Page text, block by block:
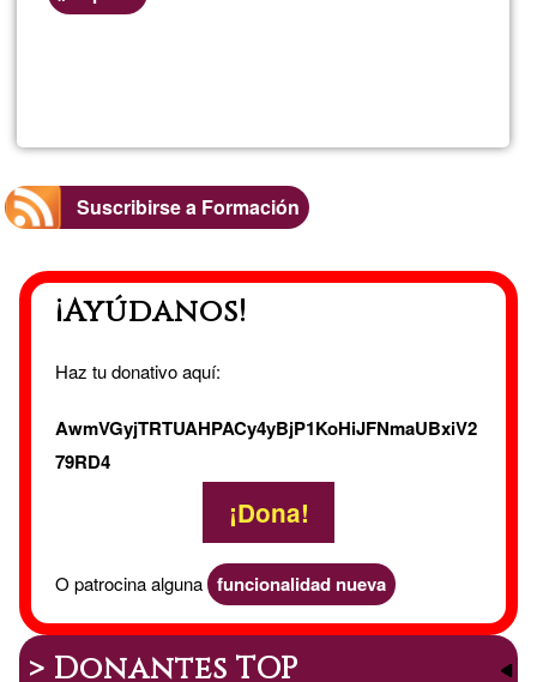
Ajedrez
Suscribirse a Formación
¡Ayúdanos!
Haz tu donativo aquí:
AwmVGyjTRTUAHPACy4yBjP1KoHiJFNmaUBxiV2
79RD4
¡Dona!
O patrocina alguna funcionalidad nueva
> Donantes TOP